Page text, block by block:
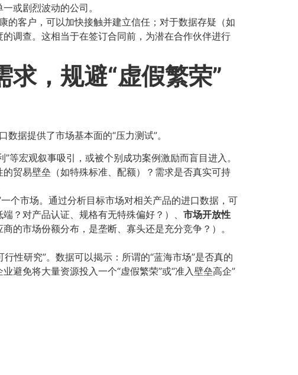
或剧烈波动的公司。
的客户，可以加快接触并建立信任；对于数据存疑（如
调查。这相当于在签订合同前，为潜在合作伙伴进行
，规避“虚假繁荣”
据提供了市场基本面的“压力测试”。
等宏观叙事吸引，或被个别成功案例激励而盲目进入。
贸易壁垒（如特殊标准、配额）？需求是否真实可持
个市场。通过分析目标市场对相关产品的进口数据，可
端？对产品认证、规格有无特殊偏好？）、​ 市场开放性
商的市场份额分布，是垄断、寡头还是充分竞争？）。
性研究”。数据可以揭示：所谓的“蓝海市场”是否真的
避免将大量资源投入一个“虚假繁荣”或“准入壁垒高企”